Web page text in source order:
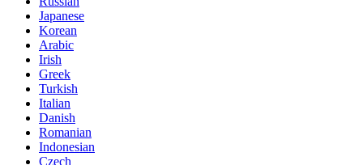
Japanese
Korean
Arabic
Irish
Greek
Turkish
Italian
Danish
Romanian
Indonesian
Czech